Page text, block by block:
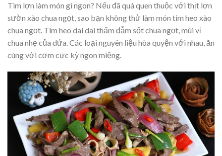
Tim lợn làm món gì ngon? Nếu đã quá quen thuộc với thịt lợn
sườn xào chua ngọt, sao bạn không thử làm món tim heo xào
chua ngọt. Tim heo dai dai thấm đẫm sốt chua ngọt, mùi vị
chua nhẹ của dứa. Các loại nguyên liệu hòa quyện với nhau, ăn
cùng với cơm cực kỳ ngon miệng.